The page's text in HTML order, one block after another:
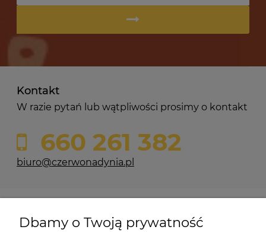
Kontakt
W razie pytań lub wątpliwości prosimy o kontakt
660 261 382
biuro@czerwonadynia.pl
Dbamy o Twoją prywatność